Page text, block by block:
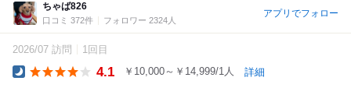
ちゃば826
口コミ 372件 フォロワー 2324人
アプリでフォロー
2026/07 訪問 1回目
4.1 ￥10,000～￥14,999/1人 詳細